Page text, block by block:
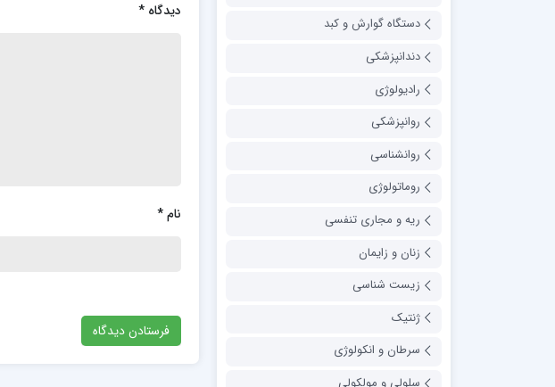
دیدگاه*
نام*
دستگاه گوارش و کبد
دندانپزشکی
رادیولوژی
روانپزشکی
روانشناسی
روماتولوژی
ریه و مجاری تنفسی
زنان و زایمان
زیست شناسی
ژنتیک
سرطان و انکولوژی
سلولی و مولکولی